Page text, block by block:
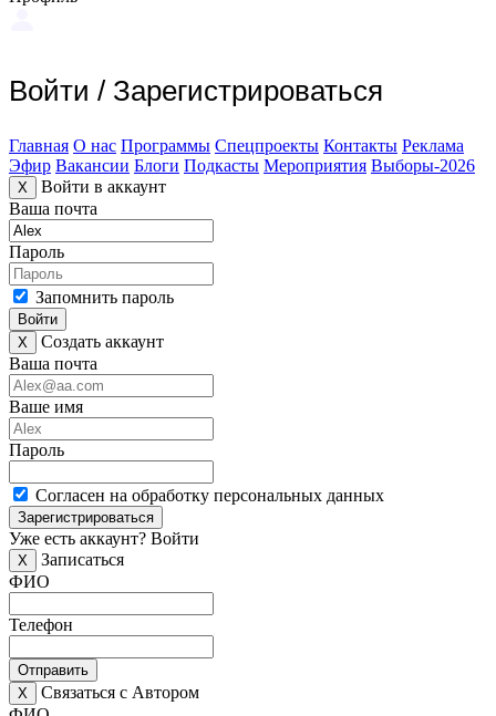
Войти / Зарегистрироваться
Главная О нас Программы Спецпроекты Контакты Реклама
Эфир Вакансии Блоги Подкасты Мероприятия Выборы-2026
X
Войти в аккаунт
Ваша почта
Пароль
Запомнить пароль
Войти
X
Создать аккаунт
Ваша почта
Ваше имя
Пароль
Согласен на обработку персональных данных
Зарегистрироваться
Уже есть аккаунт? Войти
X
Записаться
ФИО
Телефон
Отправить
X
Связаться с Автором